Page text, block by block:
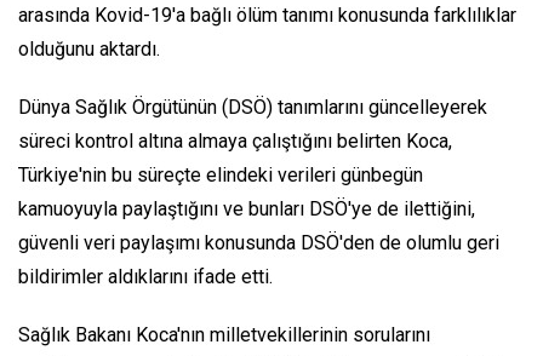
arasında Kovid-19'a bağlı ölüm tanımı konusunda farklılıklar
olduğunu aktardı.
Dünya Sağlık Örgütünün (DSÖ) tanımlarını güncelleyerek
süreci kontrol altına almaya çalıştığını belirten Koca,
Türkiye'nin bu süreçte elindeki verileri günbegün
kamuoyuyla paylaştığını ve bunları DSÖ'ye de ilettiğini,
güvenli veri paylaşımı konusunda DSÖ'den de olumlu geri
bildirimler aldıklarını ifade etti.
Sağlık Bakanı Koca'nın milletvekillerinin sorularını